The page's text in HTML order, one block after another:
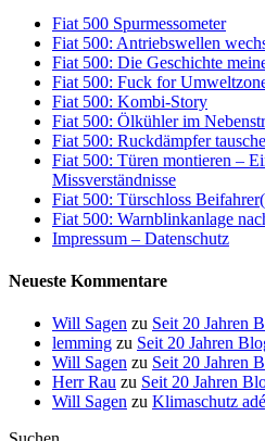
Fiat 500 Spurmessometer
Fiat 500: Antriebswellen
Fiat 500: Die Geschichte
Fiat 500: Fuck for
Fiat 500: Kombi-Story
Fiat 500: Ölkühler im
Fiat 500: Ruckdämpfer
Fiat 500: Türen montieren –
Missverständnisse
Fiat 500: Türschloss
Fiat 500: Warnblinkanlage
Impressum – Datenschutz
Neueste Kommentare
Will Sagen zu Seit 20 Jahren
lemming zu Seit 20 Jahren
Will Sagen zu Seit 20 Jahren
Herr Rau zu Seit 20 Jahren
Will Sagen zu Klimaschutz adé